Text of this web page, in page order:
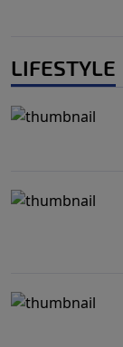
LIFESTYLE